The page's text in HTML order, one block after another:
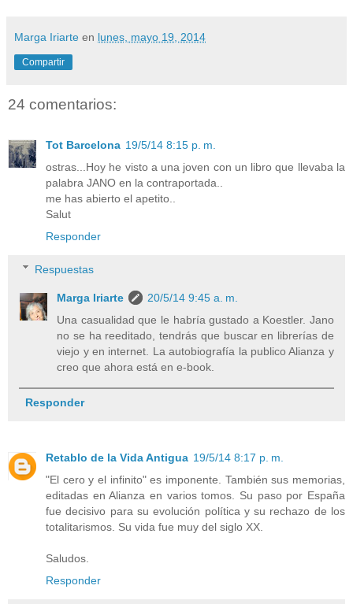
Marga Iriarte en lunes, mayo 19, 2014
Compartir
24 comentarios:
Tot Barcelona 19/5/14 8:15 p. m.
ostras...Hoy he visto a una joven con un libro que llevaba la
palabra JANO en la contraportada..
me has abierto el apetito..
Salut
Responder
Respuestas
Marga Iriarte
20/5/14 9:45 a. m.
Una casualidad que le habría gustado a Koestler. Jano
no se ha reeditado, tendrás que buscar en librerías de
viejo y en internet. La autobiografía la publico Alianza y
creo que ahora está en e-book.
Responder
Retablo de la Vida Antigua 19/5/14 8:17 p. m.
"El cero y el infinito" es imponente. También sus memorias,
editadas en Alianza en varios tomos. Su paso por España
fue decisivo para su evolución política y su rechazo de los
totalitarismos. Su vida fue muy del siglo XX.
Saludos.
Responder